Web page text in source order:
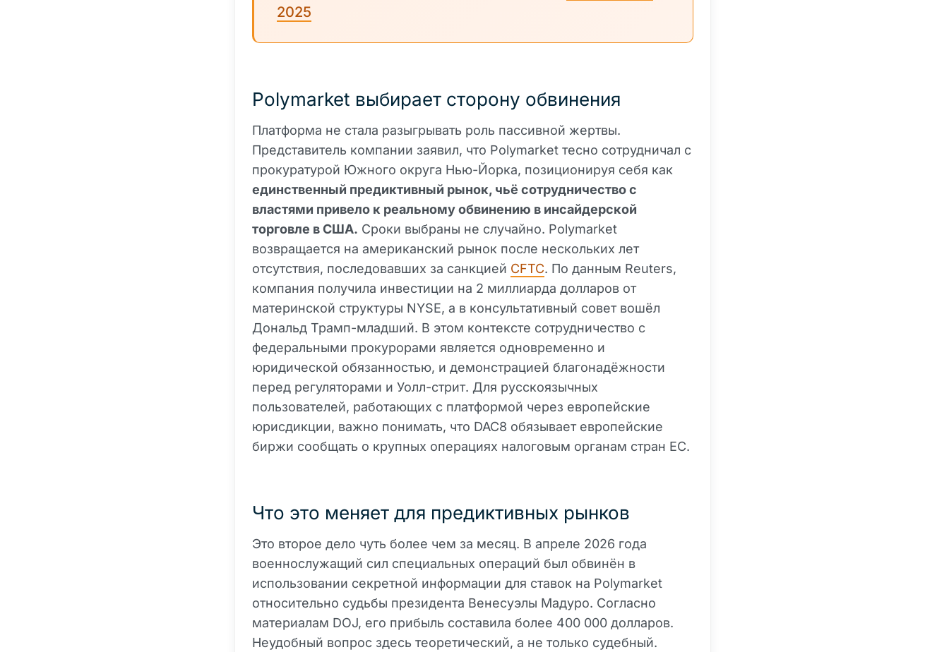
2025
Polymarket выбирает сторону обвинения
Платформа не стала разыгрывать роль пассивной жертвы.
Представитель компании заявил, что Polymarket тесно сотрудничал с
прокуратурой Южного округа Нью-Йорка, позиционируя себя как
единственный предиктивный рынок, чьё сотрудничество с
властями привело к реальному обвинению в инсайдерской
торговле в США. Сроки выбраны не случайно. Polymarket
возвращается на американский рынок после нескольких лет
отсутствия, последовавших за санкцией CFTC. По данным Reuters,
компания получила инвестиции на 2 миллиарда долларов от
материнской структуры NYSE, а в консультативный совет вошёл
Дональд Трамп-младший. В этом контексте сотрудничество с
федеральными прокурорами является одновременно и
юридической обязанностью, и демонстрацией благонадёжности
перед регуляторами и Уолл-стрит. Для русскоязычных
пользователей, работающих с платформой через европейские
юрисдикции, важно понимать, что DAC8 обязывает европейские
биржи сообщать о крупных операциях налоговым органам стран ЕС.
Что это меняет для предиктивных рынков
Это второе дело чуть более чем за месяц. В апреле 2026 года
военнослужащий сил специальных операций был обвинён в
использовании секретной информации для ставок на Polymarket
относительно судьбы президента Венесуэлы Мадуро. Согласно
материалам DOJ, его прибыль составила более 400 000 долларов.
Неудобный вопрос здесь теоретический, а не только судебный.